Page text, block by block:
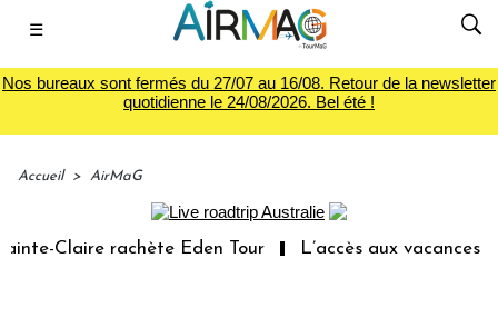
☰
Nos bureaux sont fermés du 27/07 au 16/08. Retour de la newsletter
quotidienne le 24/08/2026. Bel été !
Accueil > AirMaG
rachète Eden Tour L’accès aux vacances : un